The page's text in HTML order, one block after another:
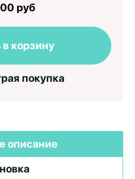
руб
корзину
покупка
описание